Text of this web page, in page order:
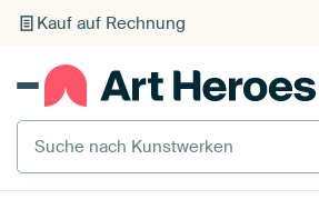
Kauf auf Rechnung
Individueller Druck auf Bestellung
Suche nach Kunstwerken